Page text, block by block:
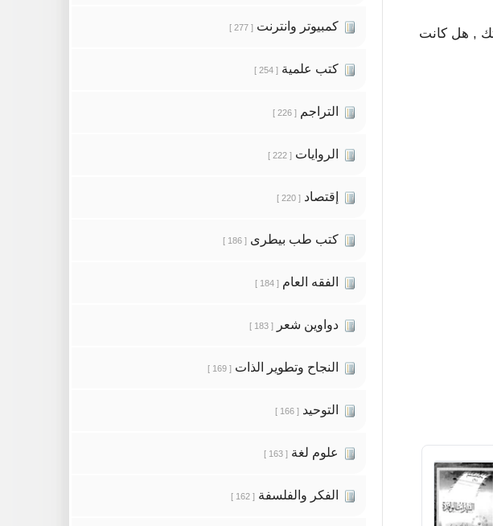
, هل كانت
كمبيوتر وانترنت [ 277 ]
كتب علمية [ 254 ]
التراجم [ 226 ]
الروايات [ 222 ]
إقتصاد [ 220 ]
كتب طب بيطرى [ 186 ]
الفقه العام [ 184 ]
دواوين شعر [ 183 ]
النجاح وتطوير الذات [ 169 ]
التوحيد [ 166 ]
علوم لغة [ 163 ]
الفكر والفلسفة [ 162 ]